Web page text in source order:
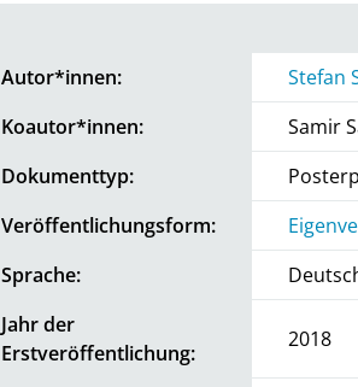
Autor*innen:
Stefan
Koautor*innen:
Samir
Dokumenttyp:
Veröffentlichungsform:
Sprache:
Jahr der
Erstveröffentlichung:
2018